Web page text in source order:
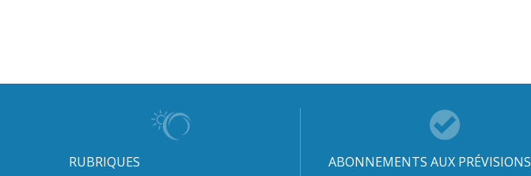
RUBRIQUES ABONNEMENTS AUX PRÉVISIONS